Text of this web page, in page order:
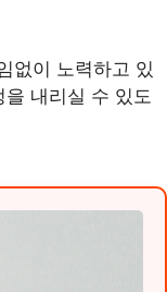
없이 노력하고 있
내리실 수 있도